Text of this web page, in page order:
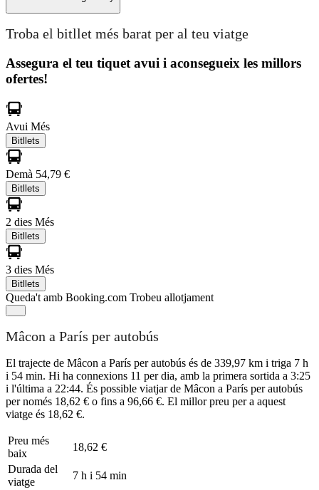
Troba el bitllet més barat per al teu viatge
Assegura el teu tiquet avui i aconsegueix les millors
ofertes!
Avui Més
Bitllets
Demà 54,79 €
Bitllets
2 dies Més
Bitllets
3 dies Més
Bitllets
Queda't amb Booking.com Trobeu allotjament
Mâcon a París per autobús
El trajecte de Mâcon a París per autobús és de 339,97 km i triga 7 h
i 54 min. Hi ha connexions 11 per dia, amb la primera sortida a 3:25
i l'última a 22:44. És possible viatjar de Mâcon a París per autobús
per només 18,62 € o fins a 96,66 €. El millor preu per a aquest
viatge és 18,62 €.
Preu més
baix
18,62 €
Durada del
viatge
7 h i 54 min